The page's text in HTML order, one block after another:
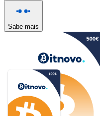
Sabe mais